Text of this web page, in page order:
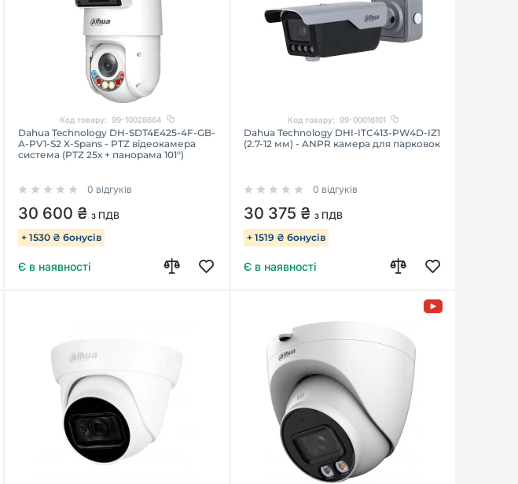
Код товару: 99-10028664
Dahua Technology DH-SDT4E425-4F-GB-
A-PV1-S2 X-Spans - PTZ відеокамера
система (PTZ 25х + панорама 101°)
0 відгуків
30 600 ₴ з ПДВ
+ 1530 ₴ бонусів
Є в наявності
Код товару: 99-00016101
Dahua Technology DHI-ITC413-PW4D-IZ1
(2.7-12 мм) - ANPR камера для парковок
0 відгуків
30 375 ₴з ПДВ
+ 1519 ₴ бонусів
Є в наявності